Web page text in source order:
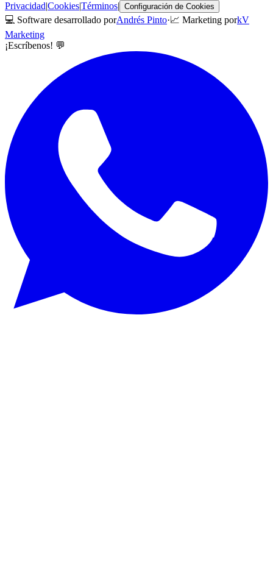
Privacidad|Cookies|Términos| Configuración de Cookies
💻 Software desarrollado porAndrés Pinto·📈 Marketing porkV
Marketing
¡Escríbenos! 💬